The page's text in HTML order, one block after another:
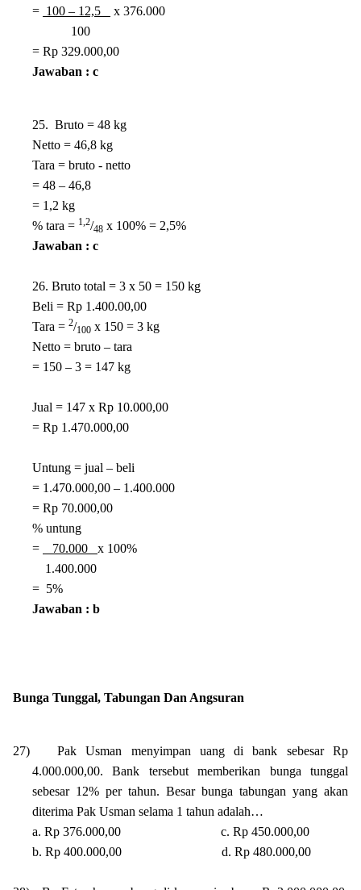
= 100 – 12,5
x 376.000
100
= Rp 329.000,00
Jawaban : c
25. Bruto = 48 kg
Netto = 46,8 kg
Tara = bruto - netto
= 48 – 46,8
= 1,2 kg
% tara = 1,2/48 x 100% = 2,5%
Jawaban : c
26. Bruto total = 3 x 50 = 150 kg
Beli = Rp 1.400.00,00
Tara = 2/100 x 150 = 3 kg
Netto = bruto – tara
= 150 – 3 = 147 kg
Jual = 147 x Rp 10.000,00
= Rp 1.470.000,00
Untung = jual – beli
= 1.470.000,00 – 1.400.000
= Rp 70.000,00
% untung
=
70.000 x 100%
1.400.000
= 5%
Jawaban : b
Bunga Tunggal, Tabungan Dan Angsuran
27)
Pak Usman menyimpan uang di bank sebesar Rp
4.000.000,00. Bank tersebut memberikan bunga tunggal
sebesar 12% per tahun. Besar bunga tabungan yang akan
diterima Pak Usman selama 1 tahun adalah…
a. Rp 376.000,00
c. Rp 450.000,00
b. Rp 400.000,00
d. Rp 480.000,00